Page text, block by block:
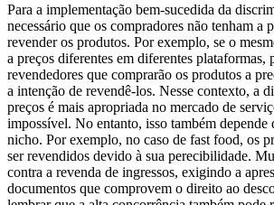
Para a implementação bem-sucedida da
necessário que os compradores não tenham a
revender os produtos. Por exemplo, se o
a preços diferentes em diferentes plataformas,
revendedores que comprarão os produtos a
a intenção de revendê-los. Nesse contexto, a
preços é mais apropriada no mercado de
impossível. No entanto, isso também depende
nicho. Por exemplo, no caso de fast food, os
ser revendidos devido à sua perecibilidade.
contra a revenda de ingressos, exigindo a
documentos que comprovem o direito ao